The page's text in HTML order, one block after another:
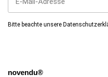
Jetzt unseren Newsletter
Bitte beachte unsere
novendu®